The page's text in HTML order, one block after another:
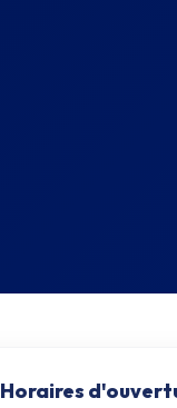
Horaires